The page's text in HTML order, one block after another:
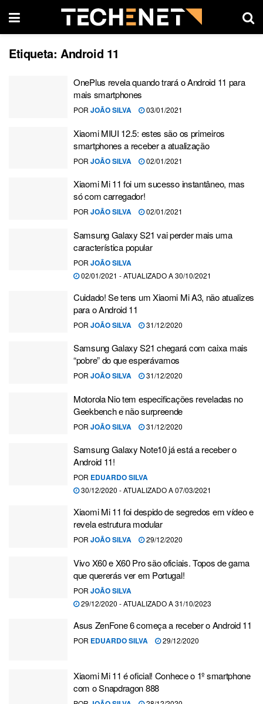
Etiqueta: Android 11
OnePlus revela quando trará o Android 11 para
mais smartphones
POR JOÃO SILVA 03/01/2021
Xiaomi MIUI 12.5: estes são os primeiros
smartphones a receber a atualização
POR JOÃO SILVA 02/01/2021
Xiaomi Mi 11 foi um sucesso instantâneo, mas
só com carregador!
POR JOÃO SILVA 02/01/2021
Samsung Galaxy S21 vai perder mais uma
característica popular
POR JOÃO SILVA
02/01/2021 - ATUALIZADO A 30/10/2021
Cuidado! Se tens um Xiaomi Mi A3, não atualizes
para o Android 11
POR JOÃO SILVA 31/12/2020
Samsung Galaxy S21 chegará com caixa mais
“pobre” do que esperávamos
POR JOÃO SILVA 31/12/2020
Motorola Nio tem especificações reveladas no
Geekbench e não surpreende
POR JOÃO SILVA 31/12/2020
Samsung Galaxy Note10 já está a receber o
Android 11!
POR EDUARDO SILVA
30/12/2020 - ATUALIZADO A 07/03/2021
Xiaomi Mi 11 foi despido de segredos em vídeo e
revela estrutura modular
POR JOÃO SILVA 29/12/2020
Vivo X60 e X60 Pro são oficiais. Topos de gama
que quererás ver em Portugal!
POR JOÃO SILVA
29/12/2020 - ATUALIZADO A 31/10/2023
Asus ZenFone 6 começa a receber o Android 11
POR EDUARDO SILVA 29/12/2020
Xiaomi Mi 11 é oficial! Conhece o 1º smartphone
com o Snapdragon 888